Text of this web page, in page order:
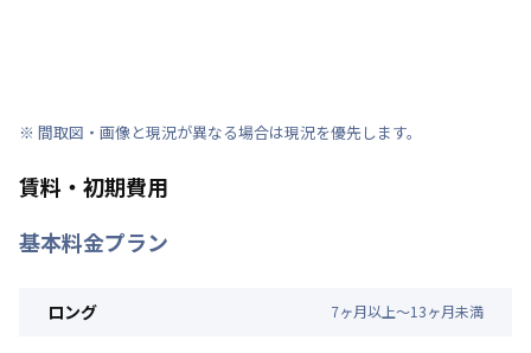
※ 間取図・画像と現況が異なる場合は現況を優先します。
賃料・初期費用
基本料金プラン
ロング 7ヶ月以上～13ヶ月未満